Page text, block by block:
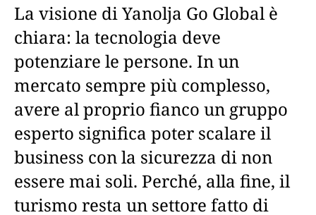
La visione di Yanolja Go Global è
chiara: la tecnologia deve
potenziare le persone. In un
mercato sempre più complesso,
avere al proprio fianco un gruppo
esperto significa poter scalare il
business con la sicurezza di non
essere mai soli. Perché, alla fine, il
turismo resta un settore fatto di